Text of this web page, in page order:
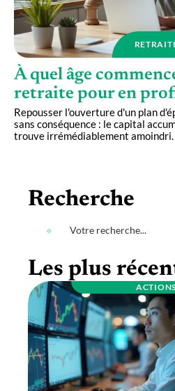
À quel âge
retraite pour en
Repousser l'ouverture d'un plan
sans conséquence : le capital
trouve irrémédiablement
Recherche
Les plus
ACTIONS